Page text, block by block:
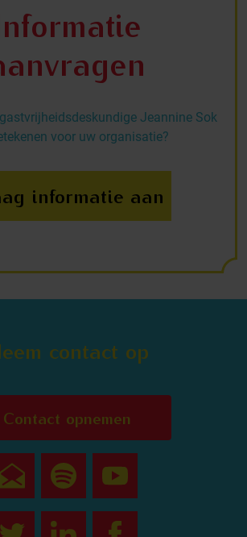
Jeannine Sok
voor uw organisatie?
informatie aan
contact op
Contact opnemen